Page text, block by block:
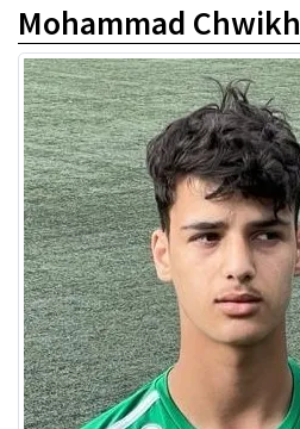
Mohammad Chwikh